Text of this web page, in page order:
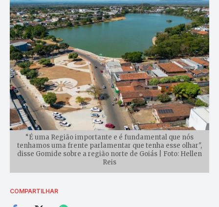
“É uma Região importante e é fundamental que nós
tenhamos uma frente parlamentar que tenha esse olhar",
disse Gomide sobre a região norte de Goiás | Foto: Hellen
Reis
COMPARTILHAR